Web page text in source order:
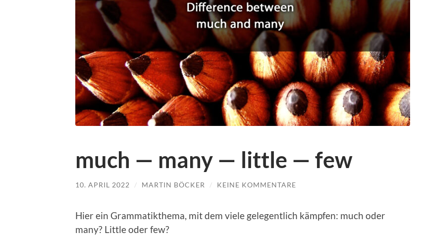
much — many — little — few
10. APRIL 2022 / MARTIN BÖCKER / KEINE KOMMENTARE
Hier ein Gram­matik­the­ma, mit dem viele gele­gentlich kämpfen: much oder
many? Lit­tle oder few?